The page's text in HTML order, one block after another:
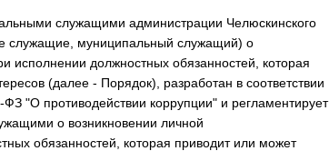
служащими администрации Челюскинского
служащие, муниципальный служащий) о
исполнении должностных обязанностей, которая
(далее - Порядок), разработан в соответствии
"О противодействии коррупции" и регламентирует
о возникновении личной
обязанностей, которая приводит или может